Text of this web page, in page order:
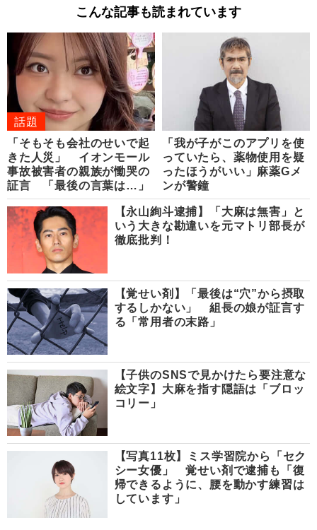
こんな記事も読まれています
話題
「そもそも会社のせいで起
きた人災」 イオンモール
事故被害者の親族が慟哭の
証言 「最後の言葉は…」
「我が子がこのアプリを使
っていたら、薬物使用を疑
ったほうがいい」麻薬Gメ
ンが警鐘
【永山絢斗逮捕】「大麻は無害」と
いう大きな勘違いを元マトリ部長が
徹底批判！
【覚せい剤】「最後は“穴”から摂取
するしかない」 組長の娘が証言す
る「常用者の末路」
【子供のSNSで見かけたら要注意な
絵文字】大麻を指す隠語は「ブロッ
コリー」
【写真11枚】ミス学習院から「セク
シー女優」 覚せい剤で逮捕も「復
帰できるように、腰を動かす練習は
しています」